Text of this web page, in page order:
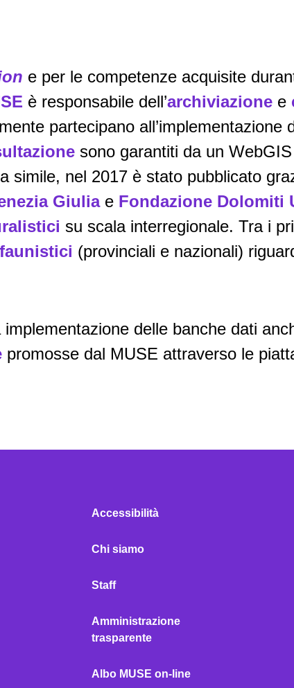
e per le competenze acquisite
è responsabile dell’archiviazione e
partecipano all’implementazione
sono garantiti da un
simile, nel 2017 è stato pubblicato
Giuliae Fondazione Dolomiti
su scala interregionale. Tra i
(provinciali e nazionali)
delle banche dati
promosse dal MUSE attraverso le
Accessibilità
Chi siamo
Staff
Amministrazione
trasparente
Albo MUSE on-line